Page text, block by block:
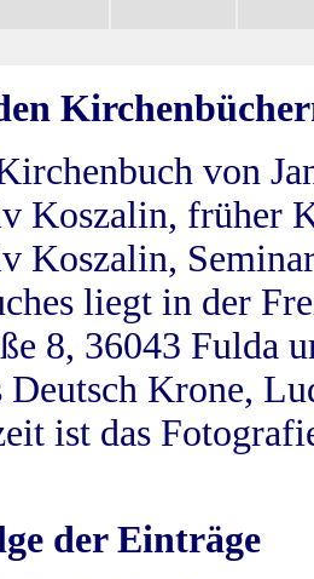
von
Koszalin, früher
Koszalin,
liegt in der
8, 36043 Fulda
Deutsch Krone,
ist das
der Einträge